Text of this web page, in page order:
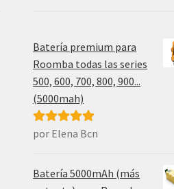
Batería premium para
Roomba todas las series
500, 600, 700, 800, 900...
(5000mah)
Valorado con
por Elena Bcn
Batería 5000mAh (más